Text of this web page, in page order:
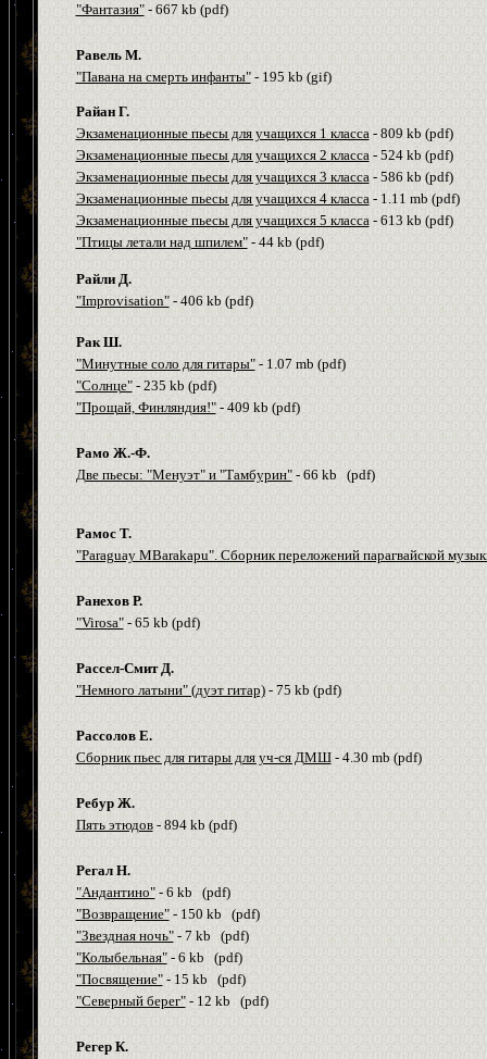
"Фантазия"- 667 kb (pdf)
Равель М.
"Павана на смерть инфанты"- 195 kb (gif)
Райан Г.
Экзаменационные пьесы для учащихся 1 класса- 809 kb (pdf)
Экзаменационные пьесы для учащихся 2 класса- 524 kb (pdf)
Экзаменационные пьесы для учащихся 3 класса- 586 kb (pdf)
Экзаменационные пьесы для учащихся 4 класса- 1.11 mb (pdf)
Экзаменационные пьесы для учащихся 5 класса- 613 kb (pdf)
"Птицы летали над шпилем"- 44 kb (pdf)
Райли Д.
"Improvisation"- 406 kb (pdf)
Рак Ш.
"Минутные соло для гитары"- 1.07 mb (pdf)
"Солнце"- 235 kb (pdf)
"Прощай, Финляндия!"- 409 kb (pdf)
Рамо Ж.-Ф.
Две пьесы: "Менуэт" и "Тамбурин"- 66 kb (pdf)
Рамос Т.
"Paraguay MBarakapu". Сборник переложений парагвайской
Ранехов Р.
"Virosa"- 65 kb (pdf)
Рассел-Смит Д.
"Немного латыни" (дуэт гитар)- 75 kb (pdf)
Рассолов Е.
Сборник пьес для гитары для уч-ся ДМШ- 4.30 mb (pdf)
Ребур Ж.
Пять этюдов- 894 kb (pdf)
Регал Н.
"Андантино"- 6 kb (pdf)
"Возвращение"- 150 kb (pdf)
"Звездная ночь"- 7 kb (pdf)
"Колыбельная"- 6 kb (pdf)
"Посвящение"- 15 kb (pdf)
"Северный берег"- 12 kb (pdf)
Регер К.